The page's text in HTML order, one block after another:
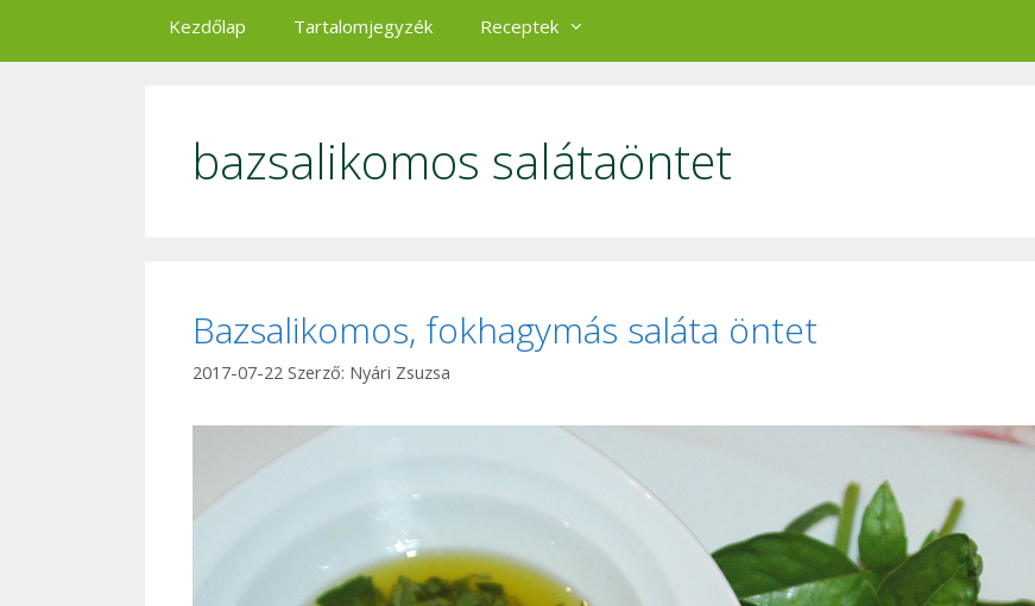
Kezdőlap Tartalomjegyzék Receptek
bazsalikomos salátaöntet
Bazsalikomos, fokhagymás saláta öntet
2017-07-22 Szerző: Nyári Zsuzsa